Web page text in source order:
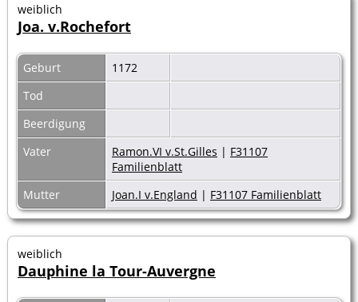
weiblich
Joa. v.Rochefort
Geburt
1172
Tod
Beerdigung
Vater
Ramon.VI v.St.Gilles | F31107
Familienblatt
Mutter
Joan.I v.England | F31107 Familienblatt
weiblich
Dauphine la Tour-Auvergne